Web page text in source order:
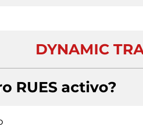
DYNAMIC
RUES activo?